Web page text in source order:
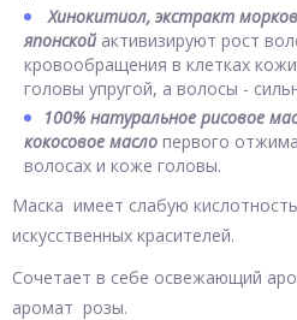
Хинокитиол, экстракт
японскойактивизируют рост
кровообращения в клетках
головы упругой, а волосы -
100% натуральное рисовое
кокосовое масло первого
волосах и коже головы.
Маска имеет слабую
искусственных красителей.
Сочетает в себе освежающий
аромат розы.